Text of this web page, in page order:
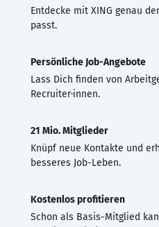
Entdecke mit XING genau
passt.
Persönliche Job-Angebote
Lass Dich finden von
Recruiter·innen.
21 Mio. Mitglieder
Knüpf neue Kontakte und
besseres Job-Leben.
Kostenlos profitieren
Schon als Basis-Mitglied